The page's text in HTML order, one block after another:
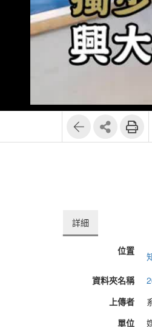
詳細
位置
資料夾名稱
上傳者
單位